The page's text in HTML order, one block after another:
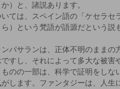
か）と、諸説あります。
ては、スペイン語の「ケセラセ
）という梵語が語源だという説
パサランは、正体不明のままの
すし、それによって多大な被害
ものの一部は、科学で証明をし
がします。ファンタジーは、人